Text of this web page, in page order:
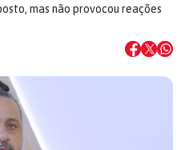
mas não provocou reações